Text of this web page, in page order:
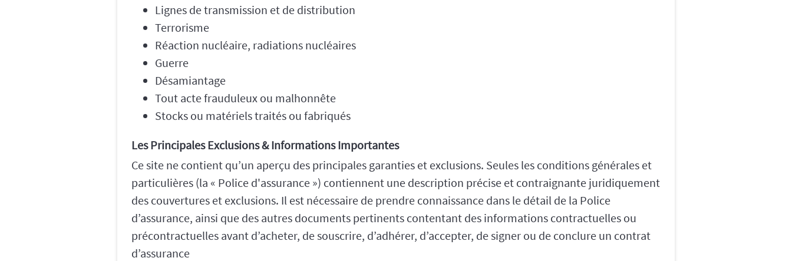
Lignes de transmission et de distribution
Terrorisme
Réaction nucléaire, radiations nucléaires
Guerre
Désamiantage
Tout acte frauduleux ou malhonnête
Stocks ou matériels traités ou fabriqués
Les Principales Exclusions & Informations Importantes
Ce site ne contient qu’un aperçu des principales garanties et exclusions. Seules les conditions générales et
particulières (la « Police d'assurance ») contiennent une description précise et contraignante juridiquement
des couvertures et exclusions. Il est nécessaire de prendre connaissance dans le détail de la Police
d’assurance, ainsi que des autres documents pertinents contentant des informations contractuelles ou
précontractuelles avant d’acheter, de souscrire, d’adhérer, d’accepter, de signer ou de conclure un contrat
d’assurance